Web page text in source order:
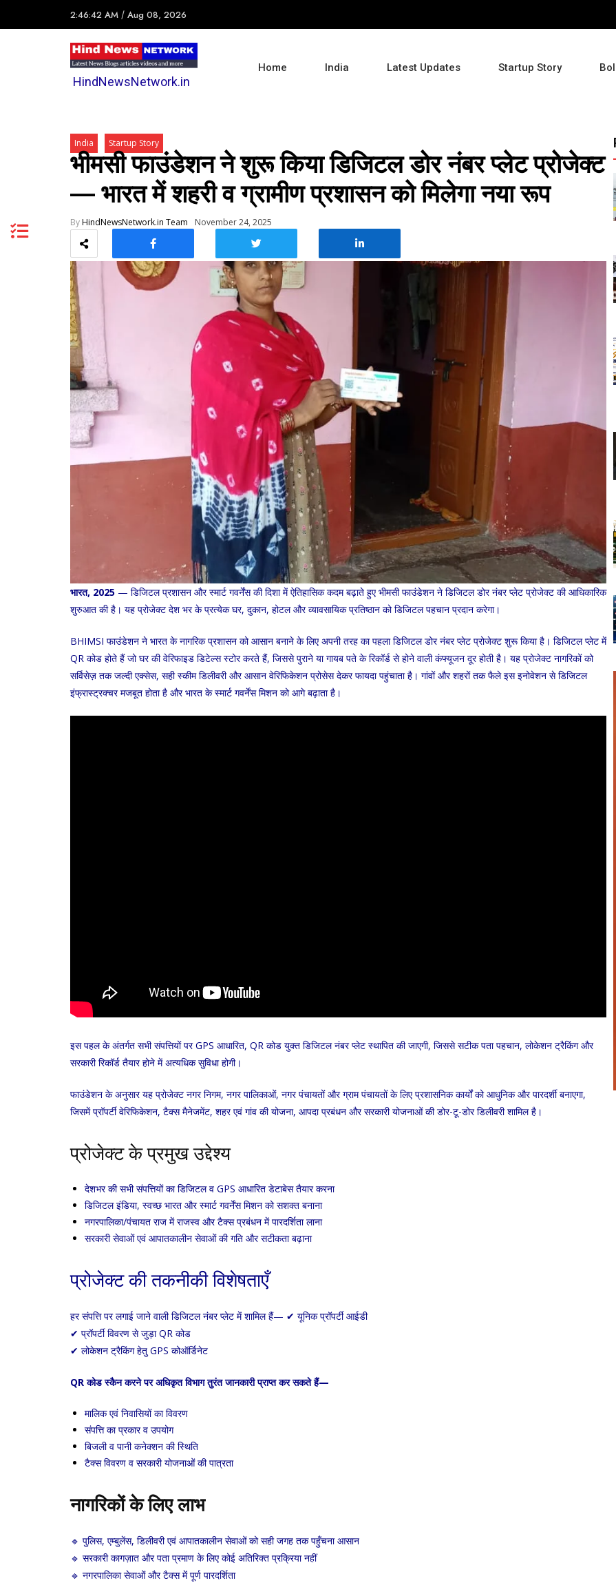
2:46:42 AM / Aug 08, 2026
HindNewsNetwork.in
Home India Latest Updates Startup Story
India Startup Story
भीमसी फाउंडेशन ने शुरू किया डिजिटल डोर नंबर प्लेट प्रोजेक्ट
— भारत में शहरी व ग्रामीण प्रशासन को मिलेगा नया रूप
ByHindNewsNetwork.in Team November 24, 2025
भारत, 2025 — डिजिटल प्रशासन और स्मार्ट गवर्नेंस की दिशा में ऐतिहासिक कदम बढ़ाते हुए भीमसी फाउंडेशन ने डिजिटल डोर नंबर प्लेट प्रोजेक्ट की आधिकारिक
शुरुआत की है। यह प्रोजेक्ट देश भर के प्रत्येक घर, दुकान, होटल और व्यावसायिक प्रतिष्ठान को डिजिटल पहचान प्रदान करेगा।
BHIMSI फाउंडेशन ने भारत के नागरिक प्रशासन को आसान बनाने के लिए अपनी तरह का पहला डिजिटल डोर नंबर प्लेट प्रोजेक्ट शुरू किया है। डिजिटल प्लेट में
QR कोड होते हैं जो घर की वेरिफाइड डिटेल्स स्टोर करते हैं, जिससे पुराने या गायब पते के रिकॉर्ड से होने वाली कंफ्यूजन दूर होती है। यह प्रोजेक्ट नागरिकों को
सर्विसेज़ तक जल्दी एक्सेस, सही स्कीम डिलीवरी और आसान वेरिफिकेशन प्रोसेस देकर फायदा पहुंचाता है। गांवों और शहरों तक फैले इस इनोवेशन से डिजिटल
इंफ्रास्ट्रक्चर मजबूत होता है और भारत के स्मार्ट गवर्नेंस मिशन को आगे बढ़ाता है।
इस पहल के अंतर्गत सभी संपत्तियों पर GPS आधारित, QR कोड युक्त डिजिटल नंबर प्लेट स्थापित की जाएगी, जिससे सटीक पता पहचान, लोकेशन ट्रैकिंग और
सरकारी रिकॉर्ड तैयार होने में अत्यधिक सुविधा होगी।
फाउंडेशन के अनुसार यह प्रोजेक्ट नगर निगम, नगर पालिकाओं, नगर पंचायतों और ग्राम पंचायतों के लिए प्रशासनिक कार्यों को आधुनिक और पारदर्शी बनाएगा,
जिसमें प्रॉपर्टी वेरिफिकेशन, टैक्स मैनेजमेंट, शहर एवं गांव की योजना, आपदा प्रबंधन और सरकारी योजनाओं की डोर-टू-डोर डिलीवरी शामिल है।
प्रोजेक्ट के प्रमुख उद्देश्य
देशभर की सभी संपत्तियों का डिजिटल व GPS आधारित डेटाबेस तैयार करना
डिजिटल इंडिया, स्वच्छ भारत और स्मार्ट गवर्नेंस मिशन को सशक्त बनाना
नगरपालिका/पंचायत राज में राजस्व और टैक्स प्रबंधन में पारदर्शिता लाना
सरकारी सेवाओं एवं आपातकालीन सेवाओं की गति और सटीकता बढ़ाना
प्रोजेक्ट की तकनीकी विशेषताएँ
हर संपत्ति पर लगाई जाने वाली डिजिटल नंबर प्लेट में शामिल हैं— ✔ यूनिक प्रॉपर्टी आईडी
✔ प्रॉपर्टी विवरण से जुड़ा QR कोड
✔ लोकेशन ट्रैकिंग हेतु GPS कोऑर्डिनेट
QR कोड स्कैन करने पर अधिकृत विभाग तुरंत जानकारी प्राप्त कर सकते हैं—
मालिक एवं निवासियों का विवरण
संपत्ति का प्रकार व उपयोग
बिजली व पानी कनेक्शन की स्थिति
टैक्स विवरण व सरकारी योजनाओं की पात्रता
नागरिकों के लिए लाभ
🔹 पुलिस, एम्बुलेंस, डिलीवरी एवं आपातकालीन सेवाओं को सही जगह तक पहुँचना आसान
🔹 सरकारी कागज़ात और पता प्रमाण के लिए कोई अतिरिक्त प्रक्रिया नहीं
🔹 नगरपालिका सेवाओं और टैक्स में पूर्ण पारदर्शिता